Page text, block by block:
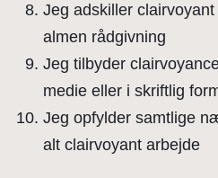
Jeg adskiller
almen rådgivning
Jeg tilbyder
medie eller i skriftlig
Jeg opfylder samtlige
alt clairvoyant arbejde